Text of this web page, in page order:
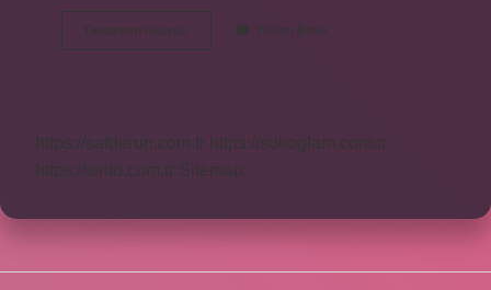
Devamını okuyun
Yeterlilik
Yorum Bırak
https://safderun.com.tr
https://sokoglam.com.tr
https://sinto.com.tr
Sitemap